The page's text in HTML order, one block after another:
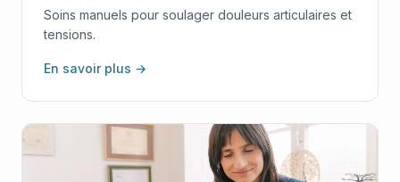
Soins manuels pour soulager douleurs articulaires et
tensions.
En savoir plus →